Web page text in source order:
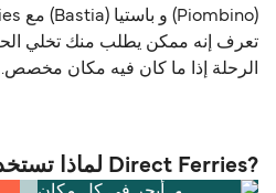
تعرف إنه ممكن يطلب منك تخلي
الرحلة إذا ما كان فيه مكان مخصص.
?Direct Ferries لماذا تستخدم